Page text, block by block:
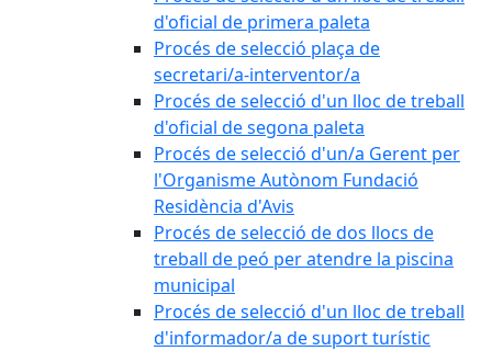
d'oficial de primera paleta
Procés de selecció plaça de
secretari/a-interventor/a
Procés de selecció d'un lloc de treball
d'oficial de segona paleta
Procés de selecció d'un/a Gerent per
l'Organisme Autònom Fundació
Residència d'Avis
Procés de selecció de dos llocs de
treball de peó per atendre la piscina
municipal
Procés de selecció d'un lloc de treball
d'informador/a de suport turístic